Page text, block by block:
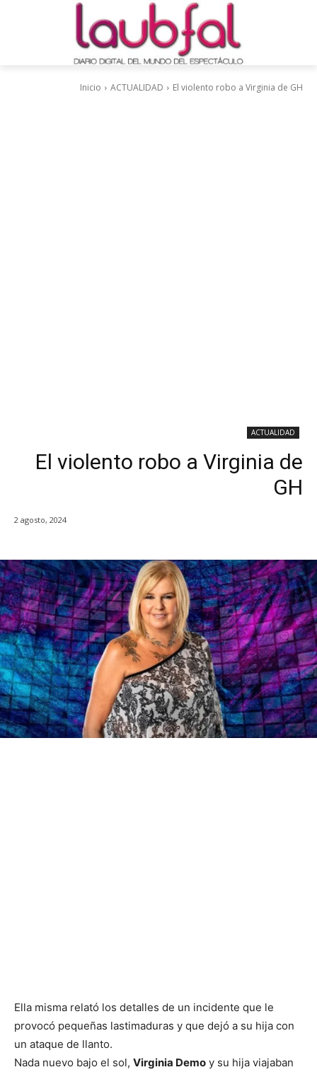
Inicio ACTUALIDAD El violento robo a Virginia de GH
ACTUALIDAD
El violento robo a Virginia de
GH
2 agosto, 2024
Ella misma relató los detalles de un incidente que le
provocó pequeñas lastimaduras y que dejó a su hija con
un ataque de llanto.
Nada nuevo bajo el sol, Virginia Demo y su hija viajaban